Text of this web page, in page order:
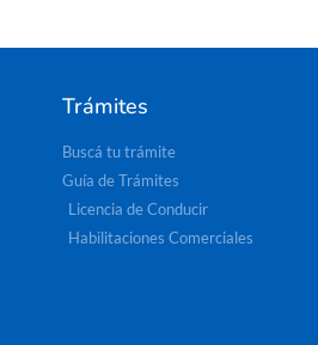
Trámites
Buscá tu trámite
Guía de Trámites
Licencia de Conducir
Habilitaciones Comerciales